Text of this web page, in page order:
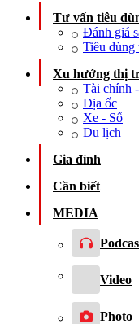
Tư vấn tiêu
Đánh giá
Tiêu dùng
Xu hướng thị
Tài chính
Địa ốc
Xe - Số
Du lịch
Gia đình
Cần biết
MEDIA
Video
Photo